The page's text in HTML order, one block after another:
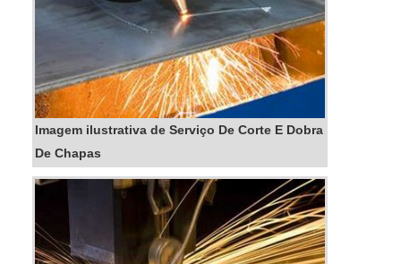
Imagem ilustrativa de Serviço De Corte E Dobra
De Chapas